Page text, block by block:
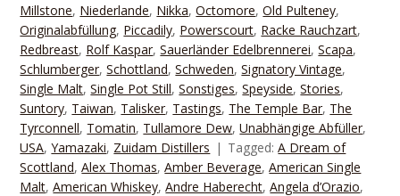
Millstone, Niederlande, Nikka,Octomore,Old Pulteney,
Originalabfüllung, Piccadily, Powerscourt, Racke Rauchzart,
Redbreast, Rolf Kaspar,Sauerländer Edelbrennerei,Scapa,
Schlumberger,Schottland,Schweden,Signatory Vintage,
Single Malt,Single Pot Still,Sonstiges,Speyside,Stories,
Suntory, Taiwan, Talisker, Tastings, The Temple Bar, The
Tyrconnell, Tomatin, Tullamore Dew,Unabhängige Abfüller,
USA,Yamazaki, Zuidam Distillers Tagged:A Dream of
Scottland,Alex Thomas,Amber Beverage,American Single
Malt,American Whiskey,Andre Haberecht,Angela d’Orazio,